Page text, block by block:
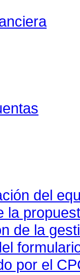
del
la
de la
por el